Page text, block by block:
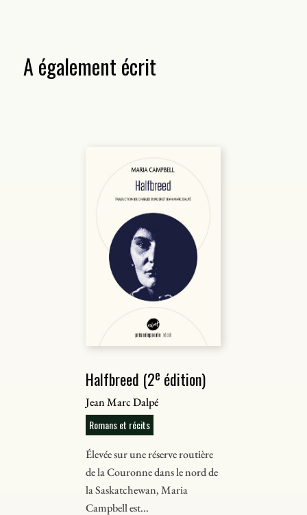
A également écrit
Halfbreed (2e édition)
Jean Marc Dalpé
Romans et récits
Élevée sur une réserve routière
de la Couronne dans le nord de
la Saskatchewan, Maria
Campbell est...